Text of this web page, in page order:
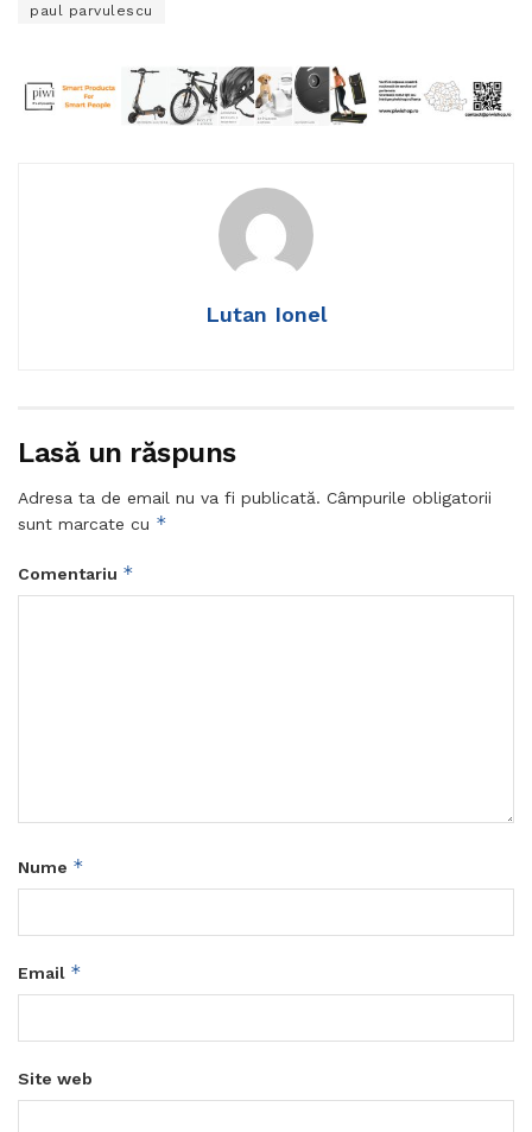
paul parvulescu
Lutan Ionel
Lasă un răspuns
Adresa ta de email nu va fi publicată. Câmpurile obligatorii
sunt marcate cu *
Comentariu *
Nume *
Email *
Site web